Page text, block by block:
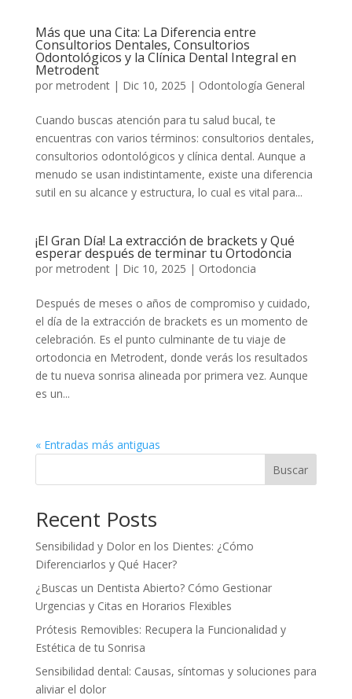
Más que una Cita: La Diferencia entre
Consultorios Dentales, Consultorios
Odontológicos y la Clínica Dental Integral en
Metrodent
por metrodent| Dic 10, 2025 | Odontología General
Cuando buscas atención para tu salud bucal, te
encuentras con varios términos: consultorios dentales,
consultorios odontológicos y clínica dental. Aunque a
menudo se usan indistintamente, existe una diferencia
sutil en su alcance y estructura, lo cual es vital para...
¡El Gran Día! La extracción de brackets y Qué
esperar después de terminar tu Ortodoncia
por metrodent| Dic 10, 2025 | Ortodoncia
Después de meses o años de compromiso y cuidado,
el día de la extracción de brackets es un momento de
celebración. Es el punto culminante de tu viaje de
ortodoncia en Metrodent, donde verás los resultados
de tu nueva sonrisa alineada por primera vez. Aunque
es un...
« Entradas más antiguas
Buscar
Recent Posts
Sensibilidad y Dolor en los Dientes: ¿Cómo
Diferenciarlos y Qué Hacer?
¿Buscas un Dentista Abierto? Cómo Gestionar
Urgencias y Citas en Horarios Flexibles
Prótesis Removibles: Recupera la Funcionalidad y
Estética de tu Sonrisa
Sensibilidad dental: Causas, síntomas y soluciones para
aliviar el dolor